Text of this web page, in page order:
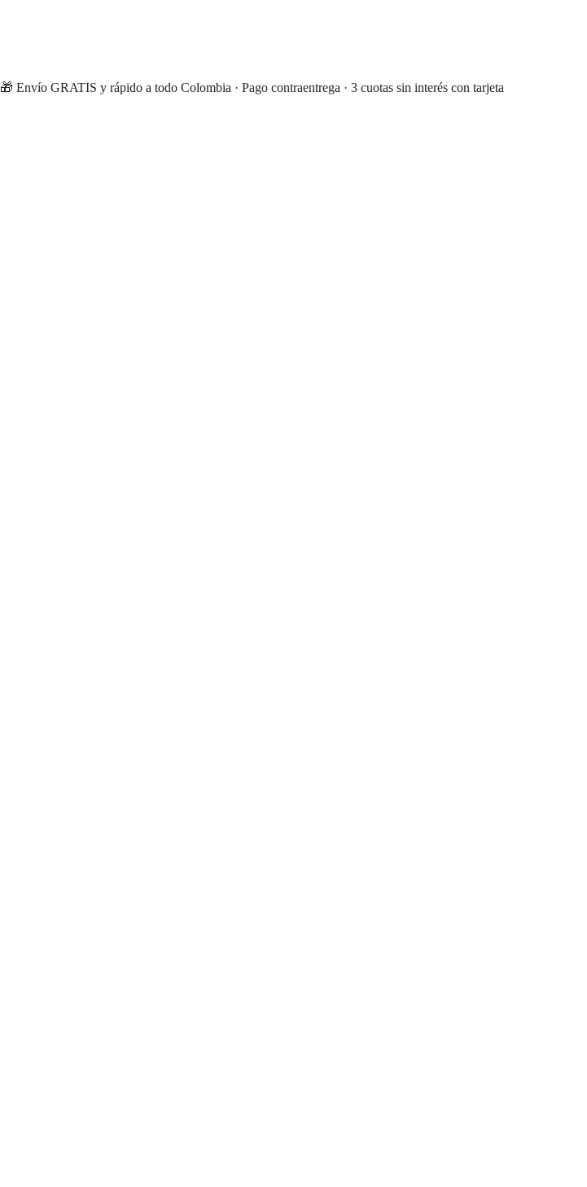
🎁 Envío GRATIS y rápido a todo Colombia · Pago contraentrega · 3 cuotas sin interés con tarjeta